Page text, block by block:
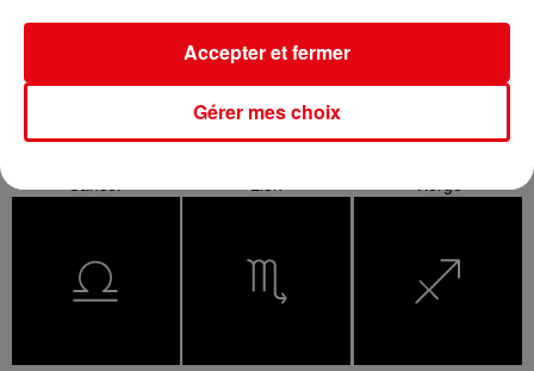
Gérer mes choix
Accepter et fermer